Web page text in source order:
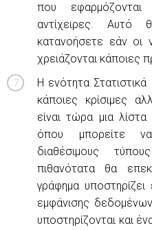
που
αντίχειρες. Αυτό
κατανοήσετε εάν οι
χρειάζονται κάποιες
Η ενότητα Στατιστικά
κάποιες κρίσιμες
είναι τώρα μια
όπου μπορείτε
διαθέσιμους
πιθανότατα θα
γράφημα υποστηρίζει
εμφάνισης
υποστηρίζονται και